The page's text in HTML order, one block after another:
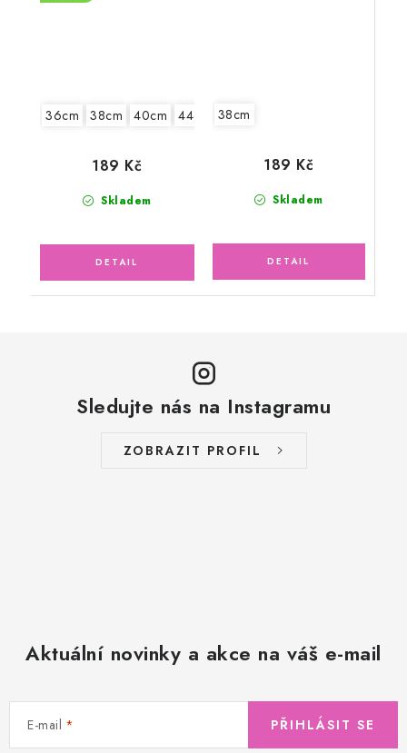
36cm 38cm 40cm 44cm
Skladem
189 Kč
38cm
Skladem
189 Kč
Sledujte nás na Instagramu
ZOBRAZIT PROFIL
Aktuální novinky a akce na váš e-mail
E-mail PŘIHLÁSIT SE